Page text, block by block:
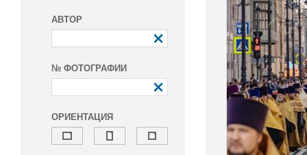
АВТОР
№ ФОТОГРАФИИ
ОРИЕНТАЦИЯ